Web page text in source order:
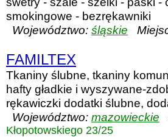
smokingowe - bezrękawniki
Województwo: śląskie
FAMILTEX
Tkaniny ślubne, tkaniny
hafty gładkie i wyszywane-
rękawiczki dodatki ślubne,
Województwo: mazowieckie
Kłopotowskiego 23/25